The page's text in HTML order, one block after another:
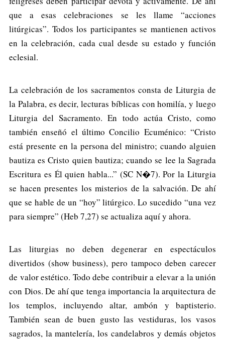
que a esas celebraciones se les llame “acciones
litúrgicas”. Todos los participantes se mantienen activos
en la celebración, cada cual desde su estado y función
eclesial.
La celebración de los sacramentos consta de Liturgia de
la Palabra, es decir, lecturas bíblicas con homilía, y luego
Liturgia del Sacramento. En todo actúa Cristo, como
también enseñó el último Concilio Ecuménico: “Cristo
está presente en la persona del ministro; cuando alguien
bautiza es Cristo quien bautiza; cuando se lee la Sagrada
Escritura es Él quien habla...” (SC N�7). Por la Liturgia
se hacen presentes los misterios de la salvación. De ahí
que se hable de un “hoy” litúrgico. Lo sucedido “una vez
para siempre” (Heb 7,27) se actualiza aquí y ahora.
Las liturgias no deben degenerar en espectáculos
divertidos (show business), pero tampoco deben carecer
de valor estético. Todo debe contribuir a elevar a la unión
con Dios. De ahí que tenga importancia la arquitectura de
los templos, incluyendo altar, ambón y baptisterio.
También sean de buen gusto las vestiduras, los vasos
sagrados, la mantelería, los candelabros y demás objetos